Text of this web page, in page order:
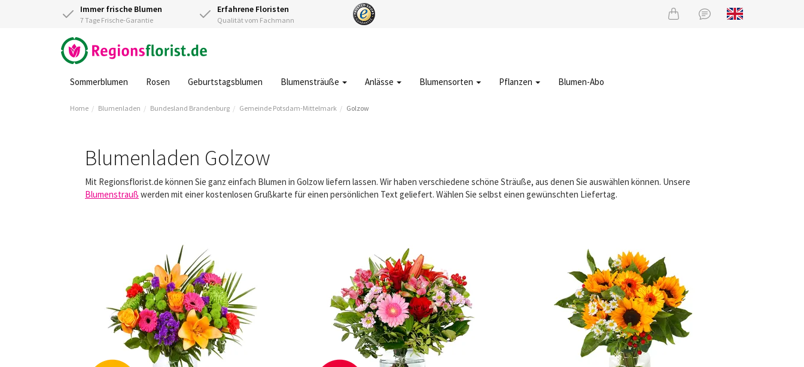
Immer frische Blumen
7 Tage Frische-Garantie
Erfahrene Floristen
Qualität vom Fachmann
Sommerblumen Rosen Geburtstagsblumen Blumensträuße Anlässe Blumensorten Pflanzen Blumen-Abo
Home Blumenladen Bundesland Brandenburg Gemeinde Potsdam-Mittelmark Golzow
Blumenladen Golzow
Mit Regionsflorist.de können Sie ganz einfach Blumen in Golzow liefern lassen. Wir haben verschiedene schöne Sträuße, aus denen Sie auswählen können. Unsere
Blumenstrauß werden mit einer kostenlosen Grußkarte für einen persönlichen Text geliefert. Wählen Sie selbst einen gewünschten Liefertag.